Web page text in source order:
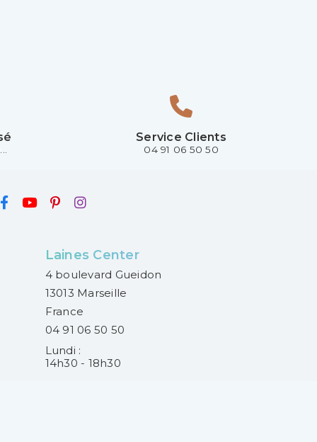
Service Clients
04 91 06 50 50
Laines Center
4 boulevard Gueidon
13013 Marseille
France
04 91 06 50 50
Lundi :
14h30 - 18h30